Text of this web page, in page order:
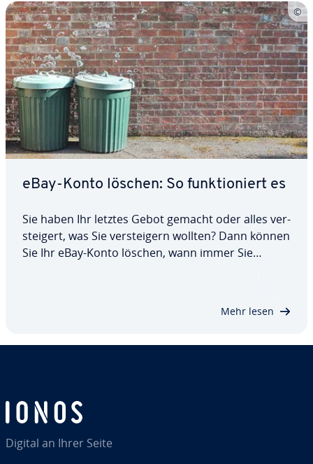
eBay-Konto löschen: So funk­tio­niert es
Sie haben Ihr letztes Gebot gemacht oder alles ver­
stei­gert, was Sie ver­stei­gern wollten? Dann können
Sie Ihr eBay-Konto löschen, wann immer Sie
ausstehen und alle Ihre Shop-Abos gekündigt sind.
Mehr lesen
Digital an Ihrer Seite